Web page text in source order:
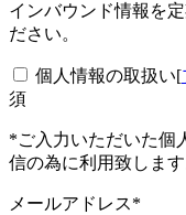
インバウンド情報を
ださい。
個人情報の取扱い[
須
*ご入力いただいた個
信の為に利用致します
メールアドレス*